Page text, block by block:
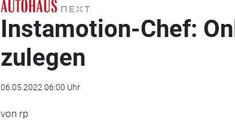
Instamotion-Chef:
zulegen
06.05.2022 06:00 Uhr
von rp